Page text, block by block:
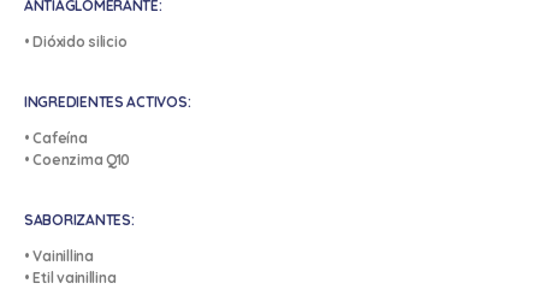
ANTIAGLOMERANTE:
• Dióxido silicio
INGREDIENTES ACTIVOS:
• Cafeína
• Coenzima Q10
SABORIZANTES:
• Vainillina
• Etil vainillina